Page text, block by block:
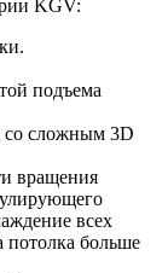
KGV:
подъема
со сложным 3D
вращения
всех
потолка больше